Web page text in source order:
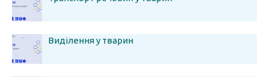
Виділення у тварин